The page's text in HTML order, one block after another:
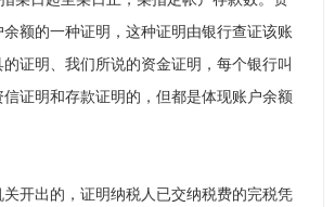
额的一种证明，这种证明由银行查证该账
的证明、我们所说的资金证明，每个银行叫
证明和存款证明的，但都是体现账户余额
开出的，证明纳税人已交纳税费的完税凭